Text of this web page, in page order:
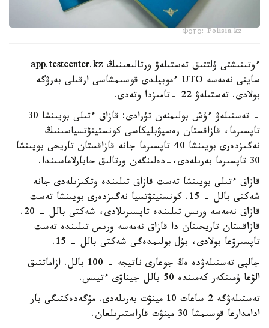
Фото: Polisia.kz
ءوتىنىشتى ۇلتتىق تەستىلەۋ ورتالىعىنىڭ app.testcenter.kz
سايتى نەمەسە UTO ءموبيلدى قوسىمشاسى ارقىلى بەرۋگە
بولادى. تەستىلەۋ 22 -تامىزدا وتەدى.
- تەستىلەۋ ءۇش بولىمنەن تۇرادى: قازاق ءتىلى بويىنشا 30
تاپسىرما، قازاقستان رەسپۋبليكاسى كونستيتۋتسياسىنىڭ
نەگىزدەرى بويىنشا 40 تاپسىرما جانە قازاقستان تاريحى بويىنشا
30 تاپسىرما بەرىلەدى،-دەلىنگەن ورتالىق حابارلاماسىندا.
قازاق ءتىلى بويىنشا تەست قازاق تىلىندە وتكىزىلەدى جانە
شەكتى بالل - 15. كونستيتۋتسيا نەگىزدەرى بويىنشا تەست
قازاق نەمەسە ورىس تىلىندە تاپسىرىلادى، شەكتى بالل - 20.
قازاقستان تاريحىنان دا قازاق نەمەسە ورىس تىلىندە تەست
تاپسىرۋعا بولادى، بۇل بولىمدەگى شەكتى بالل - 15.
جالپى تەستىلەۋدە ەڭ جوعارى ناتيجە - 100 بالل. ازاماتتىق
الۋعا ۇمىتكەر كەمىندە 50 بالل جيناۋى ءتيىس.
تەستىلەۋگە 2 ساعات 10 مينۋت بەرىلەدى. مۇگەدەكتىگى بار
ادامدارعا قوسىمشا 30 مينۋت قاراستىرىلعان.